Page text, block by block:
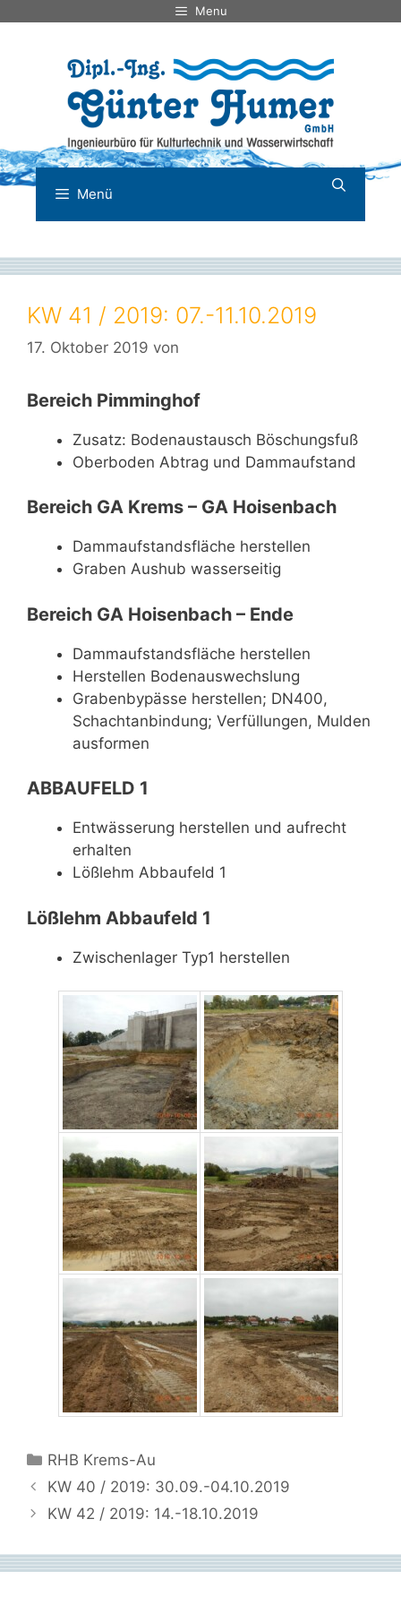
Menu
Menü
KW 41 / 2019: 07.-11.10.2019
17. Oktober 2019 von
Bereich Pimminghof
Zusatz: Bodenaustausch Böschungsfuß
Oberboden Abtrag und Dammaufstand
Bereich GA Krems – GA Hoisenbach
Dammaufstandsfläche herstellen
Graben Aushub wasserseitig
Bereich GA Hoisenbach – Ende
Dammaufstandsfläche herstellen
Herstellen Bodenauswechslung
Grabenbypässe herstellen; DN400,
Schachtanbindung; Verfüllungen, Mulden
ausformen
ABBAUFELD 1
Entwässerung herstellen und aufrecht
erhalten
Lößlehm Abbaufeld 1
Lößlehm Abbaufeld 1
Zwischenlager Typ1 herstellen
Kategorien
RHB Krems-Au
KW 40 / 2019: 30.09.-04.10.2019
KW 42 / 2019: 14.-18.10.2019